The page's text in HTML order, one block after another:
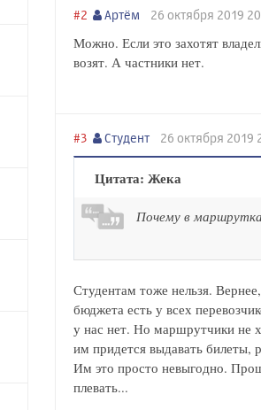
#2 Артём 26 октября 2019
Можно. Если это захотят
возят. А частники нет.
#3 Студент 26 октября 2019
Цитата: Жека
Почему в
Студентам тоже нельзя.
бюджета есть у всех
у нас нет. Но маршрутчики не
им придется выдавать билеты,
Им это просто невыгодно.
плевать...